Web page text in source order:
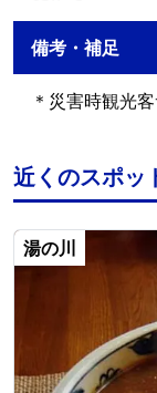
備考・補足
＊災害時観光
近くのスポッ
湯の川